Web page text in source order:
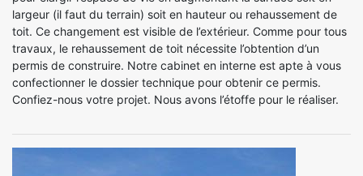
largeur (il faut du terrain) soit en hauteur ou rehaussement de
toit. Ce changement est visible de l’extérieur. Comme pour tous
travaux, le rehaussement de toit nécessite l’obtention d’un
permis de construire. Notre cabinet en interne est apte à vous
confectionner le dossier technique pour obtenir ce permis.
Confiez-nous votre projet. Nous avons l’étoffe pour le réaliser.